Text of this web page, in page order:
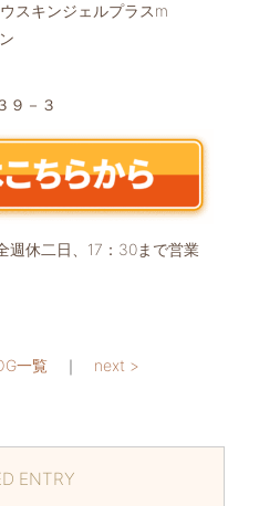
スキンジェルプラスm
９－３
週休二日、17：30まで営業
一覧 ｜ next >
ENTRY